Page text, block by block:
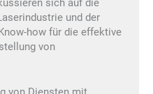
sich auf die
und der
how für die effektive
von